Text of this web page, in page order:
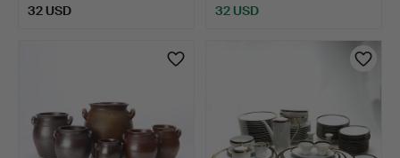
32 USD 32 USD